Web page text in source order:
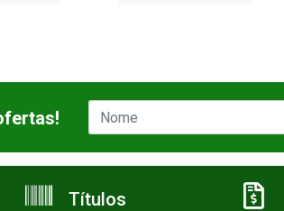
Títulos